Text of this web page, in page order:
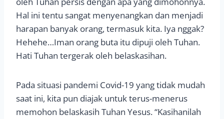
Hal ini tentu sangat menyenangkan dan menjadi
harapan banyak orang, termasuk kita. Iya nggak?
Hehehe…Iman orang buta itu dipuji oleh Tuhan.
Hati Tuhan tergerak oleh belaskasihan.
Pada situasi pandemi Covid-19 yang tidak mudah
saat ini, kita pun diajak untuk terus-menerus
memohon belaskasih Tuhan Yesus. “Kasihanilah